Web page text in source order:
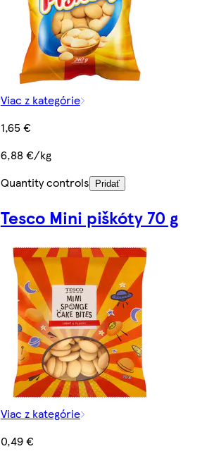
Viac z kategórie
1,65 €
6,88 €/kg
Quantity controls
Pridať
Tesco Mini piškóty 70 g
Viac z kategórie
0,49 €